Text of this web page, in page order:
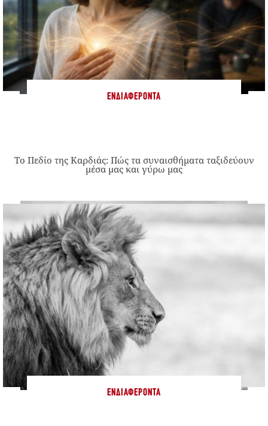
ΕΝΔΙΑΦΈΡΟΝΤΑ
Το Πεδίο της Καρδιάς: Πώς τα συναισθήματα ταξιδεύουν
μέσα μας και γύρω μας
ΕΝΔΙΑΦΈΡΟΝΤΑ